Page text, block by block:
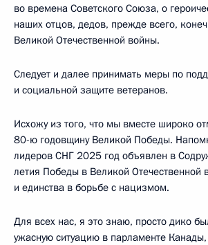
во времена Советского Союза, о
наших отцов, дедов, прежде всего,
Великой Отечественной войны.
Следует и далее принимать меры по
и социальной защите ветеранов.
Исхожу из того, что мы вместе широко
80-ю годовщину Великой Победы.
лидеров СНГ 2025 год объявлен в
летия Победы в Великой Отечественной
и единства в борьбе с нацизмом.
Для всех нас, я это знаю, просто дико
ужасную ситуацию в парламенте